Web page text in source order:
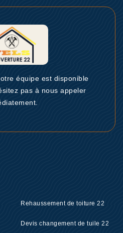
équipe est disponible
pas à nous appeler
Rehaussement de toiture 22
Devis changement de tuile 22